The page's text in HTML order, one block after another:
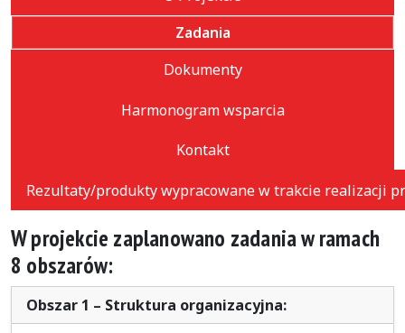
Zadania
Dokumenty
Harmonogram wsparcia
Kontakt
Rezultaty/produkty wypracowane w trakcie realizacji
W projekcie zaplanowano zadania w ramach
8 obszarów:
Obszar 1 – Struktura organizacyjna: